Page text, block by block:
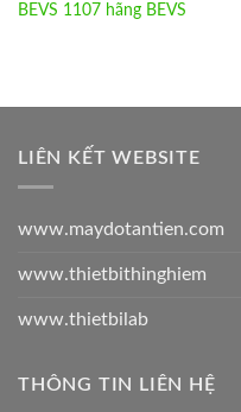
BEVS 1107 hãng BEVS
LIÊN KẾT WEBSITE
www.maydotantien.com
www.thietbithinghiem
www.thietbilab
THÔNG TIN LIÊN HỆ